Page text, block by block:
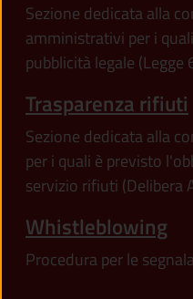
Sezione dedicata alla
amministrativi per i
pubblicità legale
Trasparenza rifiuti
Sezione dedicata alla
per i quali è previsto
servizio rifiuti (Delibera
Whistleblowing
Procedura per le